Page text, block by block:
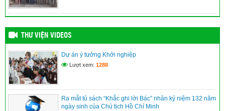
(09/06/2026)
THƯ VIỆN VIDEOS
Dự án ý tưởng Khởi nghiệp
Lượt xem: 1288
Ra mắt tủ sách “Khắc ghi lời Bác” nhân kỷ niệm 132 năm
ngày sinh của Chủ tịch Hồ Chí Minh